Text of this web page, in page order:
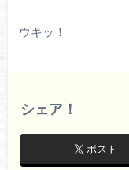
ウキッ！
シェア！
ポスト